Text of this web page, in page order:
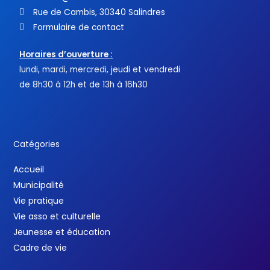
Rue de Cambis, 30340 Salindres
Formulaire de contact
Horaires d’ouverture :
lundi, mardi, mercredi, jeudi et vendredi
de 8h30 à 12h et de 13h à 16h30
Catégories
Accueil
Municipalité
Vie pratique
Vie asso et culturelle
Jeunesse et éducation
Cadre de vie